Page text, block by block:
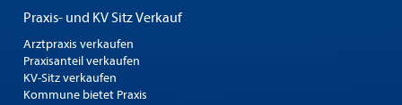
Praxis- und KV Sitz Verkauf
Arztpraxis verkaufen
Praxisanteil verkaufen
KV-Sitz verkaufen
Kommune bietet Praxis